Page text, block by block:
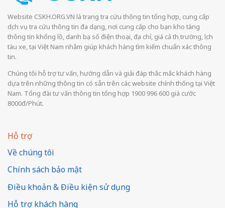
Website CSKH.ORG.VN là trang tra cứu thông tin tổng hợp, cung cấp
dịch vụ tra cứu thông tin đa dạng, nơi cung cấp cho bạn kho tàng
thông tin khổng lồ, danh bạ số điện thoại, địa chỉ, giá cả thị trường, lịch
tàu xe, tại Việt Nam nhằm giúp khách hàng tìm kiếm chuẩn xác thông
tin.
Chúng tôi hỗ trợ tư vấn, hướng dẫn và giải đáp thắc mắc khách hàng
dựa trên những thông tin có sẵn trên các website chính thống tại Việt
Nam. Tổng đài tư vấn thông tin tổng hợp 1900 996 600 giá cước
8000đ/Phút.
Hỗ trợ
Về chúng tôi
Chính sách bảo mật
Điều khoản & Điều kiện sử dụng
Hỗ trợ khách hàng